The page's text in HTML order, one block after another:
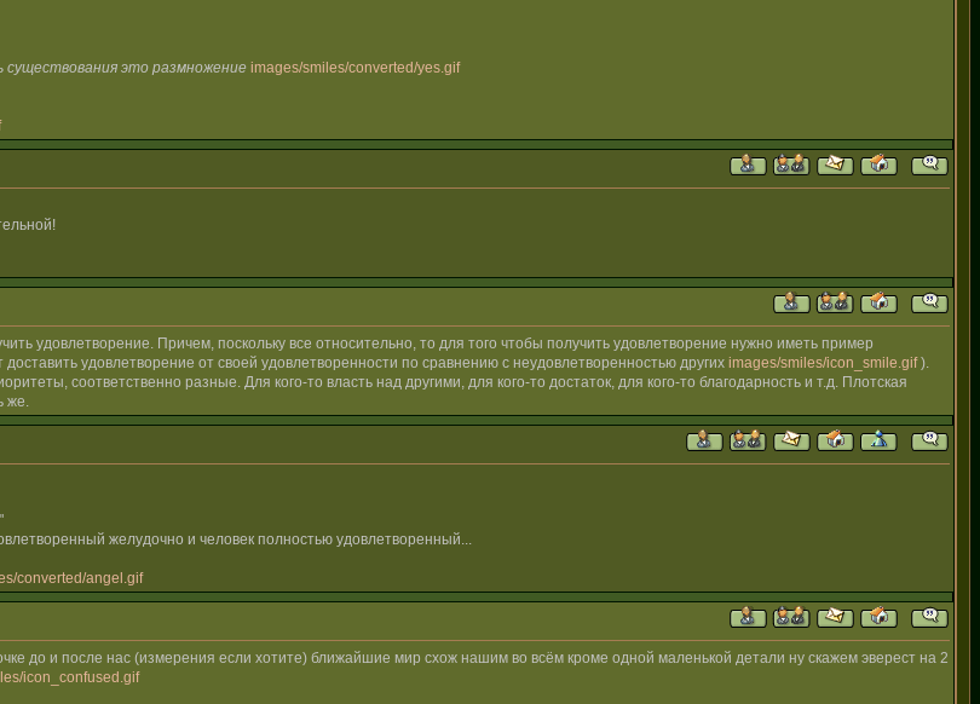
существования это размножение images/smiles/converted/yes.gif
удовлетворение. Причем, поскольку все относительно, то для того чтобы получить удовлетворение нужно иметь пример
удовлетворение от своей удовлетворенности по сравнению с неудовлетворенностью других images/smiles/icon_smile.gif).
соответственно разные. Для кого-то власть над другими, для кого-то достаток, для кого-то благодарность и т.д. Плотская
же.
желудочно и человек полностью удовлетворенный...
converted/angel.gif
до и после нас (измерения если хотите) ближайшие мир схож нашим во всём кроме одной маленькой детали ну скажем эверест на 2
icon_confused.gif